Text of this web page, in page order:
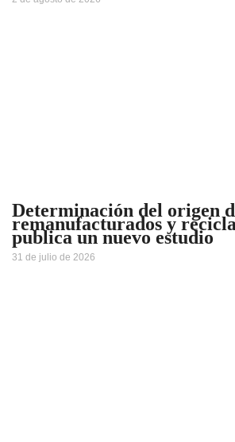
Determinación del origen
remanufacturados y
publica un nuevo estudio
31 de julio de 2026